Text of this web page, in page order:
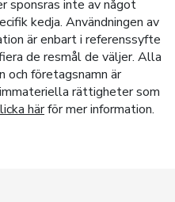
sponsras inte av något
kedja. Användningen av
är enbart i referenssyfte
de resmål de väljer. Alla
och företagsnamn är
rättigheter som
härför mer information.